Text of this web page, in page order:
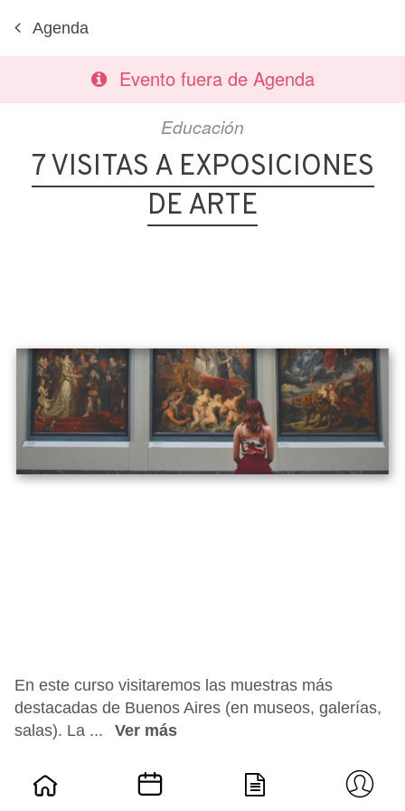
Agenda
Evento fuera de Agenda
Educación
7 VISITAS A EXPOSICIONES
DE ARTE
En este curso visitaremos las muestras más
destacadas de Buenos Aires (en museos, galerías,
salas). La ...
Ver más